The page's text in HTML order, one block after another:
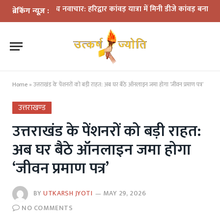
ब्रेकिंग न्यूज़ :
के बीच नवाचार: हरिद्वार कांवड़ यात्रा में मिनी डीजे कांवड़ बना आकर्षण
Home » उत्तराखंड के पेंशनरों को बड़ी राहत: अब घर बैठे ऑनलाइन जमा होगा ‘जीवन प्रमाण पत्र’
उत्तराखण्ड
उत्तराखंड के पेंशनरों को बड़ी राहत:
अब घर बैठे ऑनलाइन जमा होगा
‘जीवन प्रमाण पत्र’
BYUTKARSH JYOTI
MAY 29, 2026
NO COMMENTS